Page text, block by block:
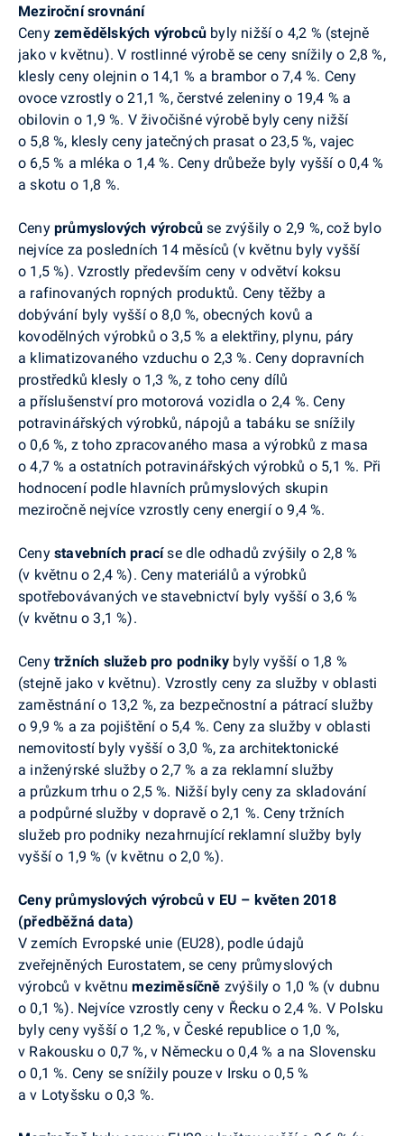
Meziroční srovnání
Ceny zemědělských výrobců byly nižší o 4,2 % (stejně
jako v květnu). V rostlinné výrobě se ceny snížily o 2,8 %,
klesly ceny olejnin o 14,1 % a brambor o 7,4 %. Ceny
ovoce vzrostly o 21,1 %, čerstvé zeleniny o 19,4 % a
obilovin o 1,9 %. V živočišné výrobě byly ceny nižší
o 5,8 %, klesly ceny jatečných prasat o 23,5 %, vajec
o 6,5 % a mléka o 1,4 %. Ceny drůbeže byly vyšší o 0,4 %
a skotu o 1,8 %.
Ceny průmyslových výrobců se zvýšily o 2,9 %, což bylo
nejvíce za posledních 14 měsíců (v květnu byly vyšší
o 1,5 %). Vzrostly především ceny v odvětví koksu
a rafinovaných ropných produktů. Ceny těžby a
dobývání byly vyšší o 8,0 %, obecných kovů a
kovodělných výrobků o 3,5 % a elektřiny, plynu, páry
a klimatizovaného vzduchu o 2,3 %. Ceny dopravních
prostředků klesly o 1,3 %, z toho ceny dílů
a příslušenství pro motorová vozidla o 2,4 %. Ceny
potravinářských výrobků, nápojů a tabáku se snížily
o 0,6 %, z toho zpracovaného masa a výrobků z masa
o 4,7 % a ostatních potravinářských výrobků o 5,1 %. Při
hodnocení podle hlavních průmyslových skupin
meziročně nejvíce vzrostly ceny energií o 9,4 %.
Ceny stavebních pracísedle odhadů zvýšily o 2,8 %
(v květnu o 2,4 %). Ceny materiálů a výrobků
spotřebovávaných ve stavebnictví byly vyšší o 3,6 %
(v květnu o 3,1 %).
Ceny tržních služeb pro podniky byly vyšší o 1,8 %
(stejně jako vkvětnu). Vzrostly ceny za služby v oblasti
zaměstnání o 13,2 %, za bezpečnostní a pátrací služby
o 9,9 % a za pojištění o 5,4 %. Cenyza služby v oblasti
nemovitostí byly vyšší o 3,0 %, za architektonické
a inženýrské službyo 2,7 % a za reklamní služby
a průzkum trhu o 2,5 %. Nižší byly ceny za skladování
a podpůrné služby v dopravě o 2,1 %. Ceny tržních
služeb pro podniky nezahrnující reklamní služby byly
vyšší o 1,9 % (v květnu o 2,0 %).
Ceny průmyslových výrobců v EU – květen 2018
(předběžná data)
V zemích Evropské unie (EU28), podle údajů
zveřejněných Eurostatem, se ceny průmyslových
výrobců v květnumeziměsíčně zvýšily o 1,0 % (v dubnu
o 0,1 %). Nejvíce vzrostly ceny v Řecku o 2,4 %. V Polsku
byly ceny vyšší o 1,2 %, v České republice o 1,0 %,
v Rakousku o 0,7 %, v Německu o 0,4 % a na Slovensku
o 0,1 %. Ceny se snížily pouze v Irsku o 0,5 %
a v Lotyšsku o 0,3 %.